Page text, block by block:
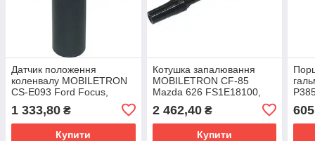
Датчик положення
коленвалу MOBILETRON
CS-E093 Ford Focus,
Fusion, C-Max, KA,
Ecosport; Mazda 2; Volvo
1 333,80 ₴
Купити
Котушка запалювання
MOBILETRON CF-85
Mazda 626 FS1E18100,
H006T21272, H6T21272
2 462,40₴
Купити